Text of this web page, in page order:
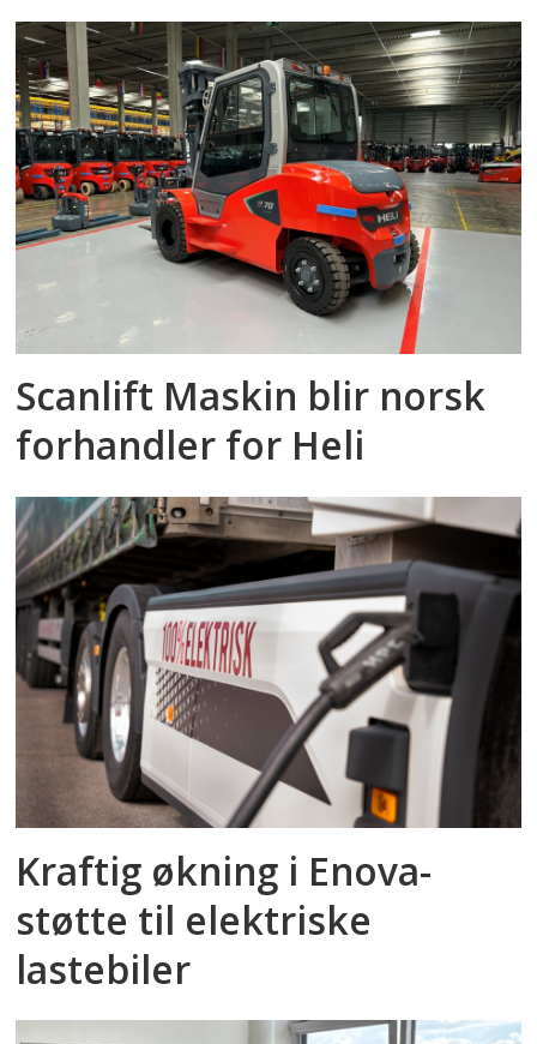
Scanlift Maskin blir norsk
forhandler for Heli
Kraftig økning i Enova-
støtte til elektriske
lastebiler